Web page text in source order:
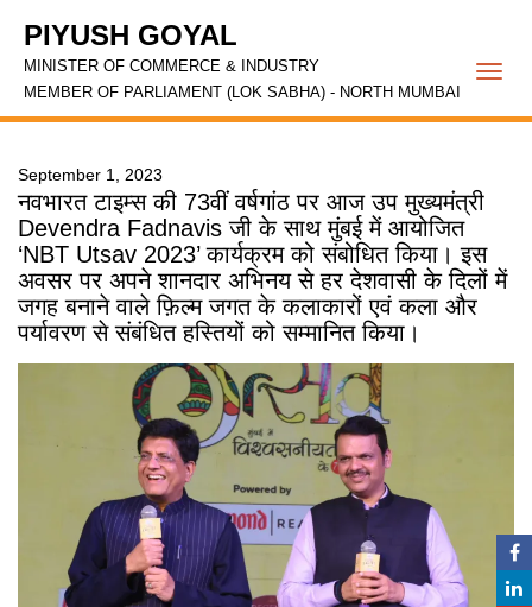
PIYUSH GOYAL
MINISTER OF COMMERCE & INDUSTRY
MEMBER OF PARLIAMENT (LOK SABHA) - NORTH MUMBAI
September 1, 2023
नवभारत टाइम्स की 73वीं वर्षगांठ पर आज उप मुख्यमंत्री
Devendra Fadnavis जी के साथ मुंबई में आयोजित
‘NBT Utsav 2023’ कार्यक्रम को संबोधित किया। इस
अवसर पर अपने शानदार अभिनय से हर देशवासी के दिलों में
जगह बनाने वाले फ़िल्म जगत के कलाकारों एवं कला और
पर्यावरण से संबंधित हस्तियों को सम्मानित किया।